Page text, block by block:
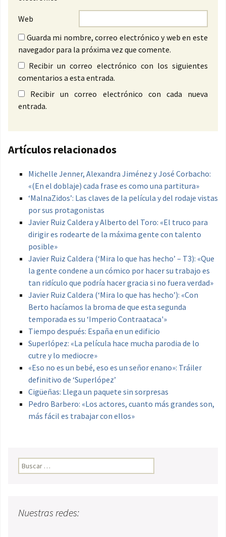
Web
Guarda mi nombre, correo electrónico y web en este
navegador para la próxima vez que comente.
Recibir un correo electrónico con los siguientes
comentarios a esta entrada.
Recibir un correo electrónico con cada nueva
entrada.
Artículos relacionados
Michelle Jenner, Alexandra Jiménez y José Corbacho:
«(En el doblaje) cada frase es como una partitura»
‘MalnaZidos’: Las claves de la película y del rodaje vistas
por sus protagonistas
Javier Ruiz Caldera y Alberto del Toro: «El truco para
dirigir es rodearte de la máxima gente con talento
posible»
Javier Ruiz Caldera (‘Mira lo que has hecho’ – T3): «Que
la gente condene a un cómico por hacer su trabajo es
tan ridículo que podría hacer gracia si no fuera verdad»
Javier Ruiz Caldera (‘Mira lo que has hecho’): «Con
Berto hacíamos la broma de que esta segunda
temporada es su ‘Imperio Contraataca'»
Tiempo después: España en un edificio
Superlópez: «La película hace mucha parodia de lo
cutre y lo mediocre»
«Eso no es un bebé, eso es un señor enano»: Tráiler
definitivo de ‘Superlópez’
Cigüeñas: Llega un paquete sin sorpresas
Pedro Barbero: «Los actores, cuanto más grandes son,
más fácil es trabajar con ellos»
Buscar:
Nuestras redes: